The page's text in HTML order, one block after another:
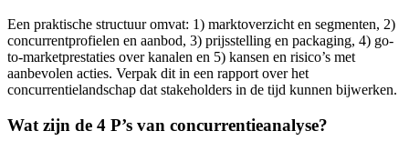
Een praktische structuur omvat: 1) marktoverzicht en segmenten, 2)
concurrentprofielen en aanbod, 3) prijsstelling en packaging, 4) go-
to-marketprestaties over kanalen en 5) kansen en risico’s met
aanbevolen acties. Verpak dit in een rapport over het
concurrentielandschap dat stakeholders in de tijd kunnen bijwerken.
Wat zijn de 4 P’s van concurrentieanalyse?